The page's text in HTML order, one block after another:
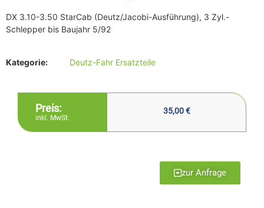
DX 3.10-3.50 StarCab (Deutz/Jacobi-Ausführung), 3 Zyl.-
Schlepper bis Baujahr 5/92
Kategorie: Deutz-Fahr Ersatzteile
Preis:
inkl. MwSt.
35,00€
zur Anfrage